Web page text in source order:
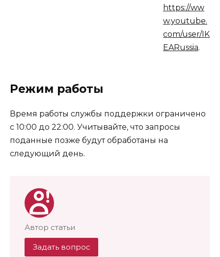
https://ww
w.youtube.
com/user/IK
EARussia.
Режим работы
Время работы службы поддержки ограничено
с 10:00 до 22:00. Учитывайте, что запросы
поданные позже будут обработаны на
следующий день.
Автор статьи
Задать вопрос